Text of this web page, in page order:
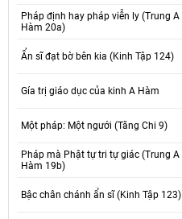
Pháp định hay pháp viễn ly (Trung A
Hàm 20a)
Ẩn sĩ đạt bờ bên kia (Kinh Tập 124)
Gía trị giáo dục của kinh A Hàm
Một pháp: Một ngưới (Tăng Chi 9)
Pháp mà Phật tự tri tự giác (Trung A
Hàm 19b)
Bậc chân chánh ẩn sĩ (Kinh Tập 123)